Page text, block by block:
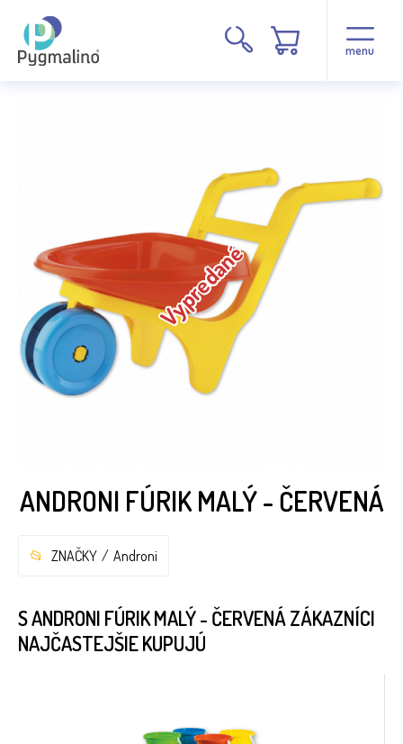
menu
Vypredané
ANDRONI FÚRIK MALÝ - ČERVENÁ
ZNAČKY Androni
S ANDRONI FÚRIK MALÝ - ČERVENÁ ZÁKAZNÍCI
NAJČASTEJŠIE KUPUJÚ